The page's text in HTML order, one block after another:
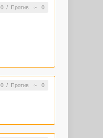
0/ Против 0
0/ Против 0